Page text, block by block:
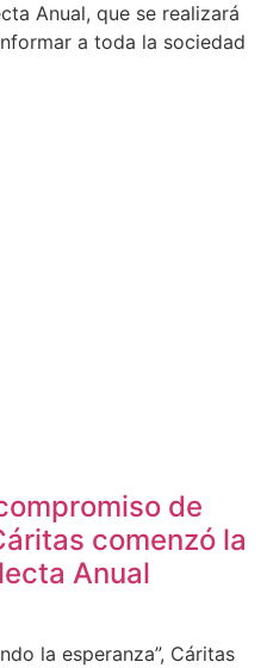
Anual, que se realizará
a toda la sociedad
de
comenzó la
Anual
la esperanza”, Cáritas